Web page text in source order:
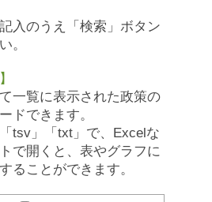
入のうえ「検索」ボタン
。
一覧に表示された政策の
ドできます。
tsv」「txt」で、Excelな
で開くと、表やグラフに
ることができます。